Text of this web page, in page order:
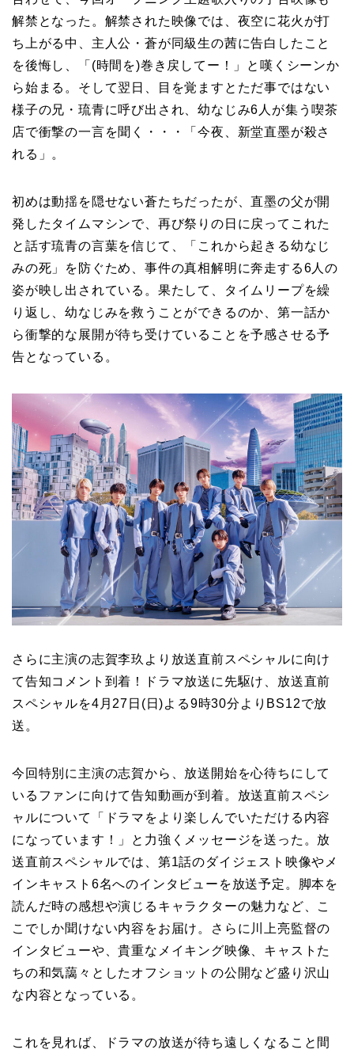
解禁となった。解禁された映像では、夜空に花火が打
ち上がる中、主人公・蒼が同級生の茜に告白したこと
を後悔し、「(時間を)巻き戻してー！」と嘆くシーンか
ら始まる。そして翌日、目を覚ますとただ事ではない
様子の兄・琉青に呼び出され、幼なじみ6人が集う喫茶
店で衝撃の一言を聞く・・・「今夜、新堂直墨が殺さ
れる」。
初めは動揺を隠せない蒼たちだったが、直墨の父が開
発したタイムマシンで、再び祭りの日に戻ってこれた
と話す琉青の言葉を信じて、「これから起きる幼なじ
みの死」を防ぐため、事件の真相解明に奔走する6人の
姿が映し出されている。果たして、タイムリープを繰
り返し、幼なじみを救うことができるのか、第一話か
ら衝撃的な展開が待ち受けていることを予感させる予
告となっている。
さらに主演の志賀李玖より放送直前スペシャルに向け
て告知コメント到着！ドラマ放送に先駆け、放送直前
スペシャルを4月27日(日)よる9時30分よりBS12で放
送。
今回特別に主演の志賀から、放送開始を心待ちにして
いるファンに向けて告知動画が到着。放送直前スペシ
ャルについて「ドラマをより楽しんでいただける内容
になっています！」と力強くメッセージを送った。放
送直前スペシャルでは、第1話のダイジェスト映像やメ
インキャスト6名へのインタビューを放送予定。脚本を
読んだ時の感想や演じるキャラクターの魅力など、こ
こでしか聞けない内容をお届け。さらに川上亮監督の
インタビューや、貴重なメイキング映像、キャストた
ちの和気藹々としたオフショットの公開など盛り沢山
な内容となっている。
これを見れば、ドラマの放送が待ち遠しくなること間